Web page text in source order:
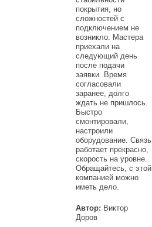
покрытия, но
сложностей с
подключением не
возникло. Мастера
приехали на
следующий день
после подачи
заявки. Время
согласовали
заранее, долго
ждать не пришлось.
Быстро
смонтировали,
настроили
оборудование. Связь
работает прекрасно,
скорость на уровне.
Обращайтесь, с этой
компанией можно
иметь дело.
Автор: Виктор
Доров